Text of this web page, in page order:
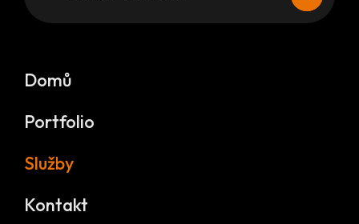
Domů
Portfolio
Služby
Kontakt